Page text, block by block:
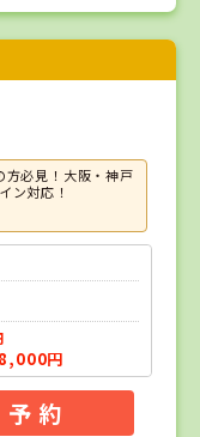
方必見！大阪・神戸
ン対応！
円
予 約